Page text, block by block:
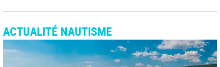
ACTUALITÉ NAUTISME